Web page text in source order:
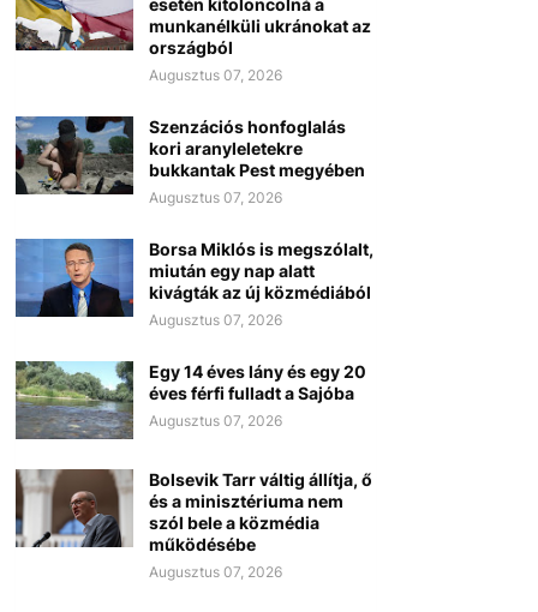
esetén kitoloncolná a
munkanélküli ukránokat az
országból
Augusztus 07, 2026
Szenzációs honfoglalás
kori aranyleletekre
bukkantak Pest megyében
Augusztus 07, 2026
Borsa Miklós is megszólalt,
miután egy nap alatt
kivágták az új közmédiából
Augusztus 07, 2026
Egy 14 éves lány és egy 20
éves férfi fulladt a Sajóba
Augusztus 07, 2026
Bolsevik Tarr váltig állítja, ő
és a minisztériuma nem
szól bele a közmédia
működésébe
Augusztus 07, 2026